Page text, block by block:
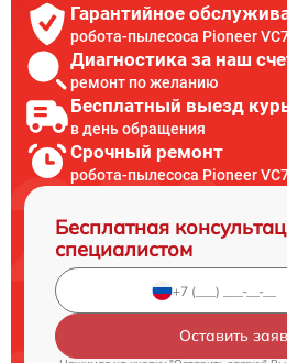
Гарантийное
робота-пылесоса Pioneer
Диагностика за наш
ремонт по желанию
Бесплатный выезд
в день обращения
Срочный ремонт
робота-пылесоса Pioneer
Бесплатная
специалистом
Оставить